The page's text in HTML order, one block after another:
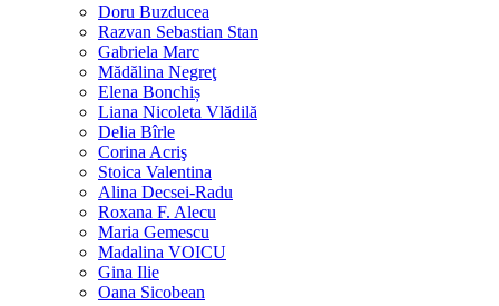
Doru Buzducea
Razvan Sebastian Stan
Gabriela Marc
Mădălina Negreţ
Elena Bonchiș
Liana Nicoleta Vlădilă
Delia Bîrle
Corina Acriş
Stoica Valentina
Alina Decsei-Radu
Roxana F. Alecu
Maria Gemescu
Madalina VOICU
Gina Ilie
Oana Sicobean